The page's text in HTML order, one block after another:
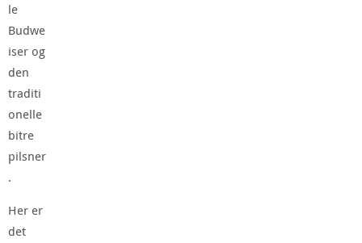
le
Budwe
iser og
den
traditi
onelle
bitre
pilsner
.
Her er
det